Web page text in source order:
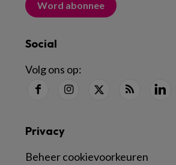
Word abonnee
Social
Volg ons op:
Privacy
Beheer cookievoorkeuren